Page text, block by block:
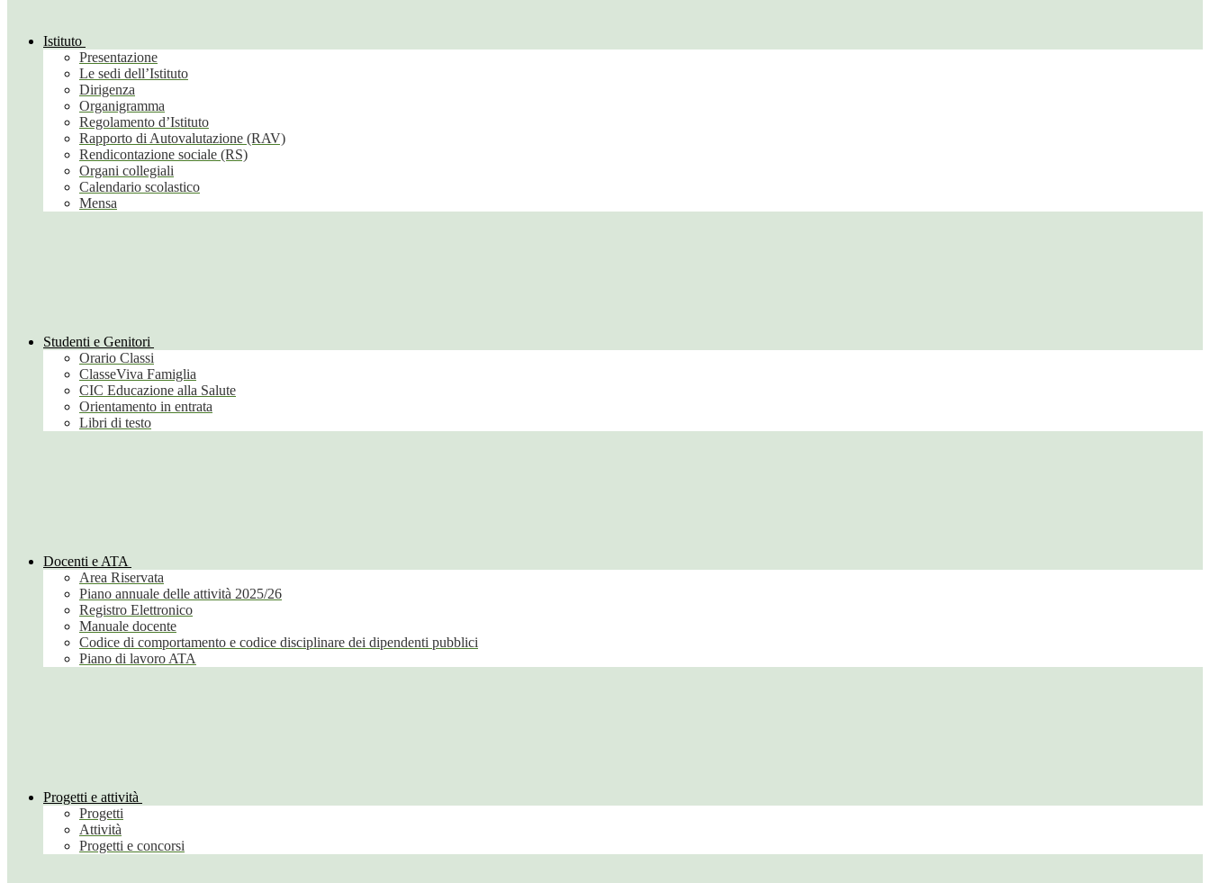
Istituto
Presentazione
Le sedi dell’Istituto
Dirigenza
Organigramma
Regolamento d’Istituto
Rapporto di Autovalutazione (RAV)
Rendicontazione sociale (RS)
Organi collegiali
Calendario scolastico
Mensa
Studenti e Genitori
Orario Classi
ClasseViva Famiglia
CIC Educazione alla Salute
Orientamento in entrata
Libri di testo
Docenti e ATA
Area Riservata
Piano annuale delle attività 2025/26
Registro Elettronico
Manuale docente
Codice di comportamento e codice disciplinare dei dipendenti pubblici
Piano di lavoro ATA
Progetti e attività
Progetti
Attività
Progetti e concorsi